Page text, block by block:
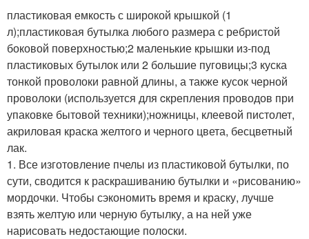
пластиковая емкость с широкой крышкой (1
л);пластиковая бутылка любого размера с ребристой
боковой поверхностью;2 маленькие крышки из-под
пластиковых бутылок или 2 большие пуговицы;3 куска
тонкой проволоки равной длины, а также кусок черной
проволоки (используется для cкрепления проводов при
упаковке бытовой техники);ножницы, клеевой пистолет,
акриловая краска желтого и черного цвета, бесцветный
лак.
1. Все изготовление пчелы из пластиковой бутылки, по
сути, сводится к раскрашиванию бутылки и «рисованию»
мордочки. Чтобы сэкономить время и краску, лучше
взять желтую или черную бутылку, а на ней уже
нарисовать недостающие полоски.